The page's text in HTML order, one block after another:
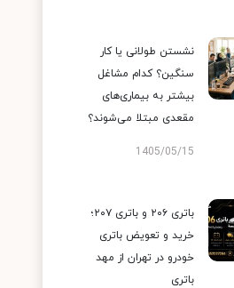
نشستن طولانی یا کار
سنگین؟ کدام مشاغل
بیشتر به بیماری‌های
مقعدی مبتلا می‌شوند؟
1405/05/15
باتری ۲۰۶ و باتری ۲۰۷؛
خرید و تعویض باتری
خودرو در تهران از مهد
باتری